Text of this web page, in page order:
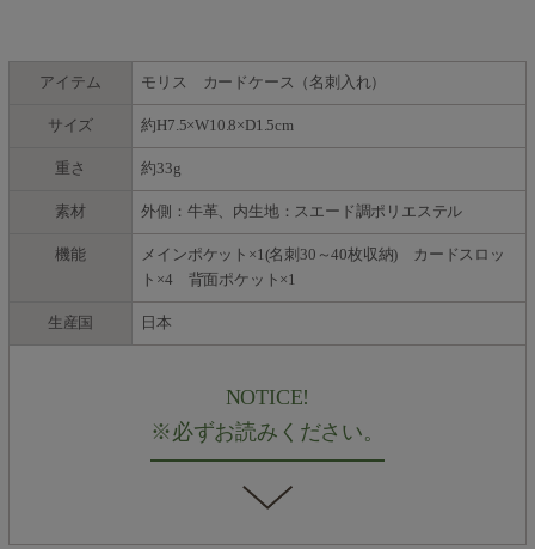
アイテム モリス カードケース（名刺入れ）
サイズ 約H7.5×W10.8×D1.5cm
重さ 約33g
素材 外側：牛革、内生地：スエード調ポリエステル
機能
メインポケット×1(名刺30～40枚収納) カードスロッ
ト×4 背面ポケット×1
生産国 日本
NOTICE!
※必ずお読みください。